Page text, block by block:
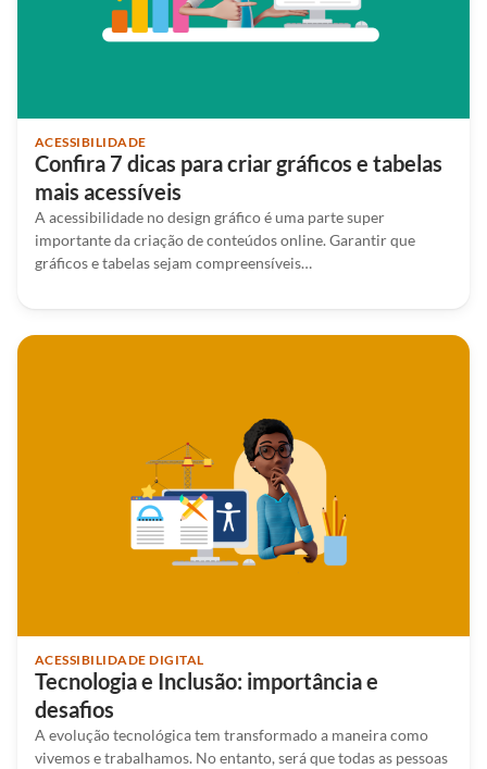
ACESSIBILIDADE
Confira 7 dicas para criar gráficos e tabelas
mais acessíveis
A acessibilidade no design gráfico é uma parte super
importante da criação de conteúdos online. Garantir que
gráficos e tabelas sejam compreensíveis…
ACESSIBILIDADE DIGITAL
Tecnologia e Inclusão: importância e
desafios
A evolução tecnológica tem transformado a maneira como
vivemos e trabalhamos. No entanto, será que todas as pessoas